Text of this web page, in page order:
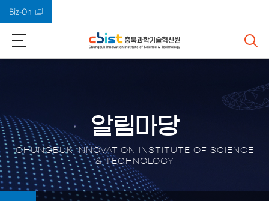
Biz-On
알림마당
CHUNGBUK INNOVATION INSTITUTE OF SCIENCE
& TECHNOLOGY